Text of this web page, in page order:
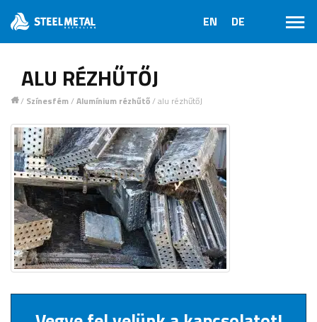
ALU RÉZHŰTŐJ
1/ Színesfém/Alumínium rézhűtő/alu rézhűtőJ